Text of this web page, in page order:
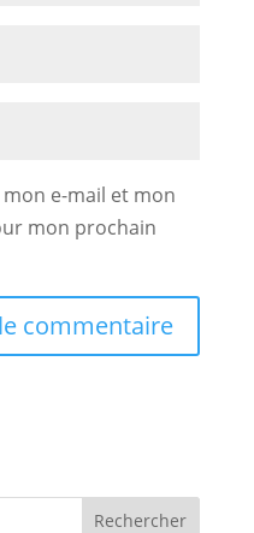
e-mail et mon
mon prochain
Rechercher